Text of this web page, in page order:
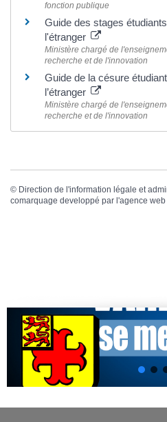
fonction publique
Guide des stages
l'étranger
Ministère chargé de
recherche et de l'innovation
Guide de la césure
l’étranger
Ministère chargé de
recherche et de l'innovation
© Direction de l'information légale et
comarquage developpé par l'agence web